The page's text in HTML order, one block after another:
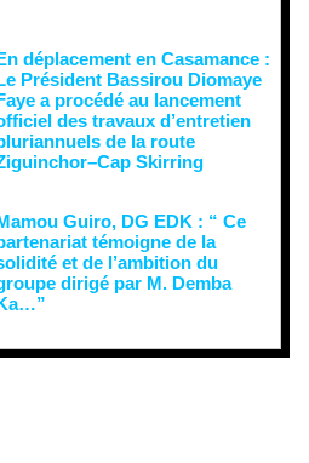
déplacement en Casamance :
Président Bassirou Diomaye
a procédé au lancement
des travaux d’entretien
de la route
Skirring
Guiro, DG EDK : “ Ce
témoigne de la
et de l’ambition du
dirigé par M. Demba